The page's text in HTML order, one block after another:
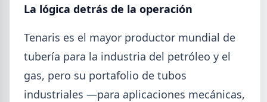
Perfiles.com.ar abrió su tercera
sucursal en zona norte: llegó a San
Isidro
La distribuidora siderometalúrgica, fundada en
1974 en San Fernando, sumó un local sobre Av.
Andrés Rolón, su primer punto de venta en San
Isidro.
La lógica detrás de la operación
Tenaris es el mayor productor mundial de
tubería para la industria del petróleo y el
gas, pero su portafolio de tubos
industriales —para aplicaciones mecánicas,